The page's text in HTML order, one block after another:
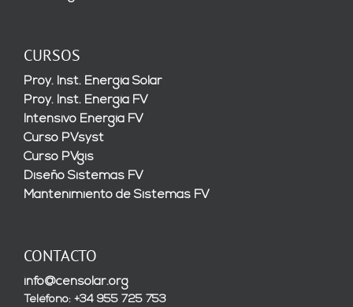
CURSOS
Proy. Inst. Energía Solar
Proy. Inst. Energía FV
Intensivo Energía FV
Curso PVsyst
Curso PVgis
Diseño Sistemas FV
Mantenimiento de Sistemas FV
CONTACTO
info@censolar.org
Teléfono: +34 955 725 753